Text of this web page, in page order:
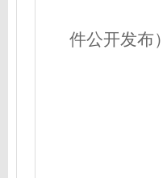
件公开发布）